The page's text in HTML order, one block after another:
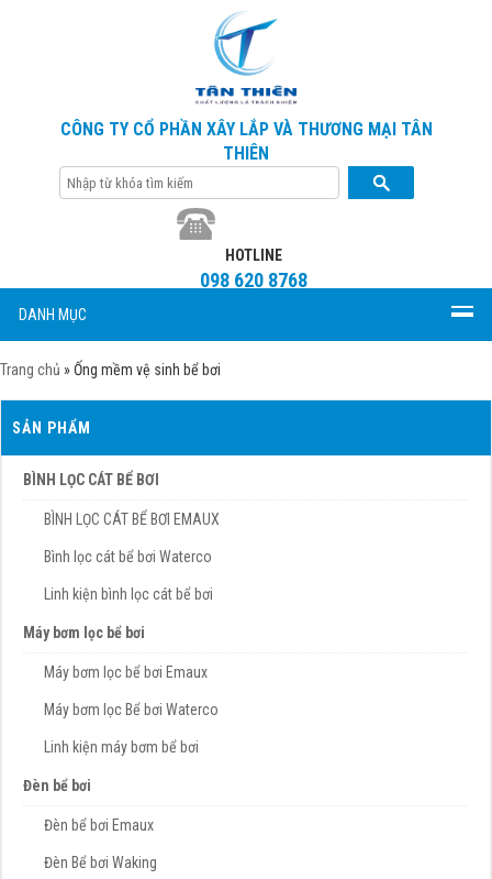
CÔNG TY CỔ PHẦN XÂY LẮP VÀ THƯƠNG MẠI TÂN
THIÊN
HOTLINE
098 620 8768
DANH MỤC
Trang chủ »Ống mềm vệ sinh bể bơi
SẢN PHẨM
BÌNH LỌC CÁT BỂ BƠI
BÌNH LỌC CÁT BỂ BƠI EMAUX
Bình lọc cát bể bơi Waterco
Linh kiện bình lọc cát bể bơi
Máy bơm lọc bể bơi
Máy bơm lọc bể bơi Emaux
Máy bơm lọc Bể bơi Waterco
Linh kiện máy bơm bể bơi
Đèn bể bơi
Đèn bể bơi Emaux
Đèn Bể bơi Waking